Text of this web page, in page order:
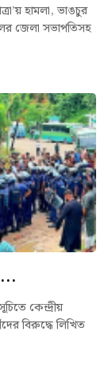
হামলা, ভাঙচুর
জেলা সভাপতিসহ
কেন্দ্রীয়
বিরুদ্ধে লিখিত